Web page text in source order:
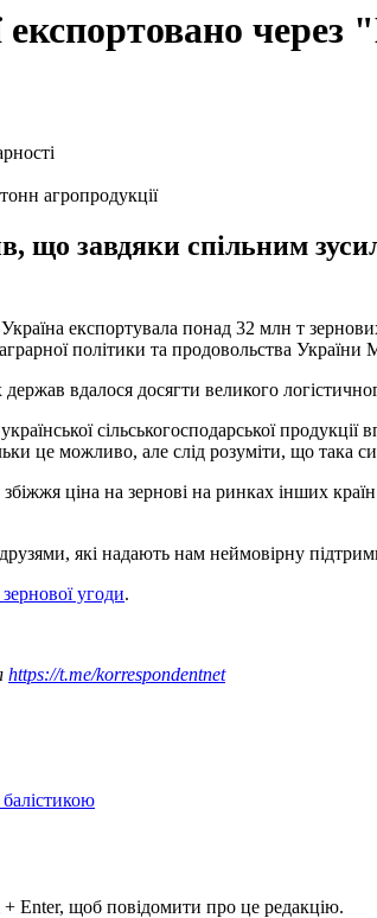
через
агропродукції
що завдяки спільним
експортувала понад 32 млн т
політики та продовольства України
вдалося досягти великого
сільськогосподарської
це можливо, але слід розуміти, що така
ціна на зернові на ринках інших
які надають нам неймовірну
угоди.
https://t.me/korrespondentnet
+ Enter, щоб повідомити про це редакцію.